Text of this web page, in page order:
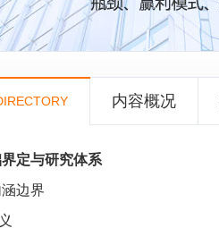
内容概况
定与研究体系
边界